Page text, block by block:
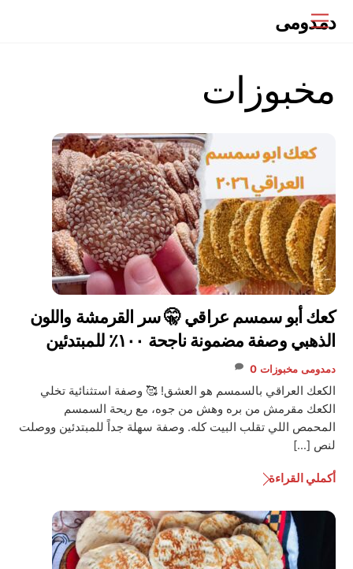
Menu
دمدومى
مخبوزات
كعك أبو سمسم عراقي 🤫 سر القرمشة واللون
الذهبي وصفة مضمونة ناجحة ١٠٠٪ للمبتدئين
دمدومى مخبوزات 0
الكعك العراقي بالسمسم هو العشق! 🥰 وصفة استثنائية تخلي
الكعك مقرمش من بره وهش من جوه، مع ريحة السمسم
المحمص اللي تقلب البيت كله. وصفة سهلة جداً للمبتدئين ووصلت
لنص […]
أكملي القراءة